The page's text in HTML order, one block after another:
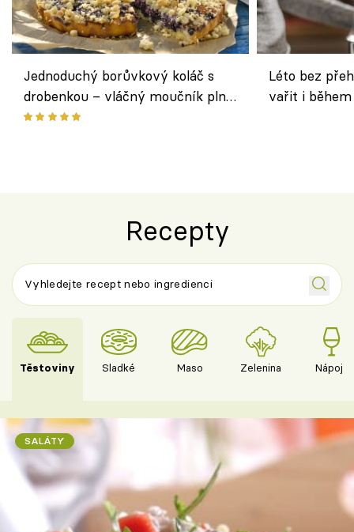
Jednoduchý borůvkový koláč s
drobenkou – vláčný moučník plný
ovoce
Léto bez
vařit i
Recepty
Těstoviny Sladké Maso Zelenina Nápoje
SALÁTY